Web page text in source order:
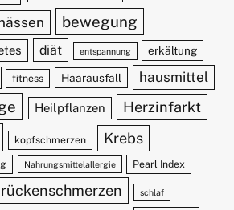
bewegung
diät entspannung erkältung
fitness Haarausfall hausmittel
Heilpflanzen Herzinfarkt
kopfschmerzen Krebs
Nahrungsmittelallergie Pearl Index
rückenschmerzen schlaf